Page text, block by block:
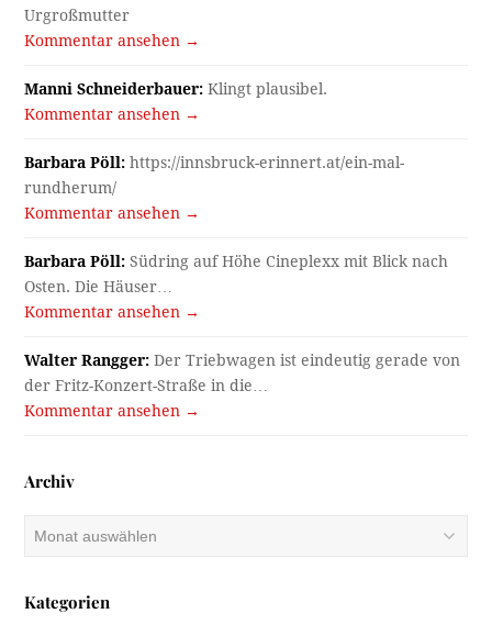
Urgroßmutter
Kommentar ansehen →
Manni Schneiderbauer: Klingt plausibel.
Kommentar ansehen →
Barbara Pöll: https://innsbruck-erinnert.at/ein-mal-
rundherum/
Kommentar ansehen →
Barbara Pöll: Südring auf Höhe Cineplexx mit Blick nach
Osten. Die Häuser…
Kommentar ansehen →
Walter Rangger: Der Triebwagen ist eindeutig gerade von
der Fritz-Konzert-Straße in die…
Kommentar ansehen →
Archiv
Kategorien